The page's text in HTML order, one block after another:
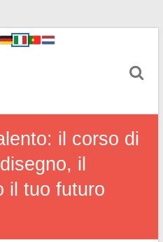
il corso di
il
il tuo futuro